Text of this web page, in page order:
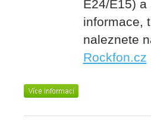
E24/E15)
informace,
naleznete
Rockfon.cz